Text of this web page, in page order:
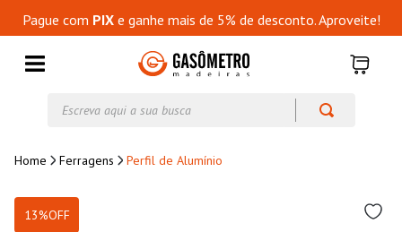
Pague com PIXe ganhe mais de 5% de desconto. Aproveite!
Ferragens Perfil de Alumínio
13%OFF